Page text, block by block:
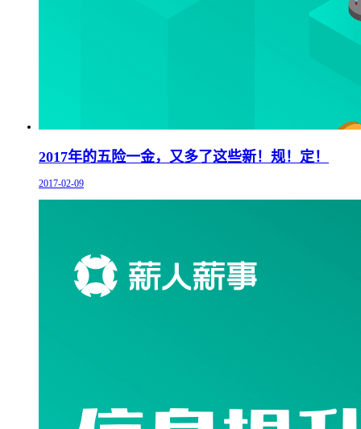
2017年的五险一金，又多了这些新！规！定！
2017-02-09